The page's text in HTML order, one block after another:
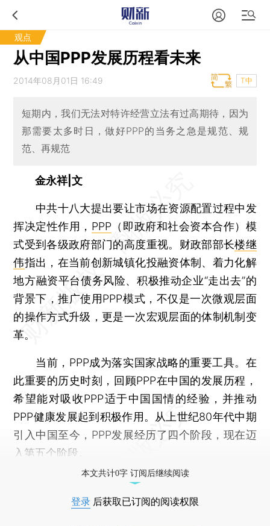
观点
从中国PPP发展历程看未来
2014年08月01日 16:49 T中
短期内，我们无法对特许经营立法有过高期待，因为
那需要太多时日，做好PPP的当务之急是规范、规
范、再规范
金永祥|文
中共十八大提出要让市场在资源配置过程中发
挥决定性作用， PPP （即政府和社会资本合作）模
式受到各级政府部门的高度重视。财政部部长楼继
伟指出，在当前创新城镇化投融资体制、着力化解
地方融资平台债务风险、积极推动企业“走出去”的
背景下，推广使用PPP模式，不仅是一次微观层面
的操作方式升级，更是一次宏观层面的体制机制变
革。
当前，PPP成为落实国家战略的重要工具。在
此重要的历史时刻，回顾PPP在中国的发展历程，
希望能对吸收PPP适于中国国情的经验，并推动
PPP健康发展起到积极作用。从上世纪80年代中期
引入中国至今，PPP发展经历了四个阶段，现在迈
入第五个阶段。
本文共计0字 订阅后继续阅读
登录 后获取已订阅的阅读权限